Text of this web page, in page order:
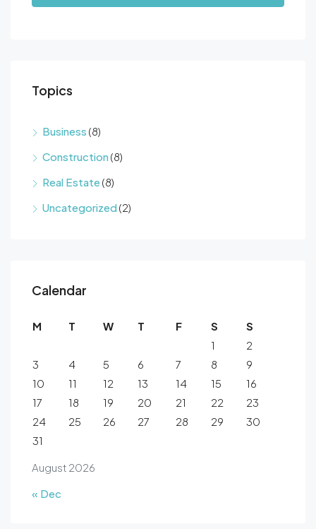
Topics
Business (8)
Construction(8)
Real Estate(8)
Uncategorized(2)
Calendar
August 2026
M T W T F S
S
1
2
3
4 5 6 7 8
9
10
11 12 13 14 15
16
17
18 19 20 21 22
23
24
25 26 27 28 29
30
31
« Dec